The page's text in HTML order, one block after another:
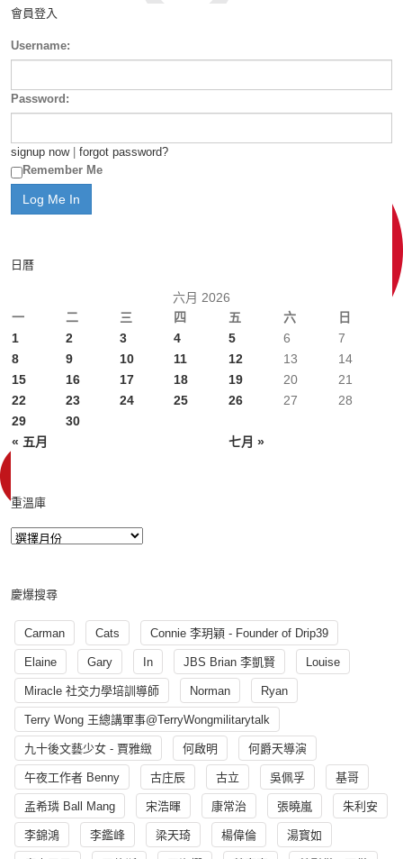
會員登入
Username:
Password:
signup now| forgot password?
Remember Me
日曆
六月 2026
一
二 三 四 五 六 日
« 五月 七月 »
1 2 3 4 5 6
7
8
9 10 11 12 13
14
15
16 17 18 19 20
21
22
23 24 25 26 27
28
29
30
重溫庫
慶爆搜尋
Carman Cats Connie 李玥穎 - Founder of Drip39
Elaine Gary In JBS Brian 李凱賢 Louise
Miracle 社交力學培訓導師 Norman Ryan
Terry Wong 王總講軍事@TerryWongmilitarytalk
九十後文藝少女 - 賈雅緻 何啟明 何爵天導演
午夜工作者 Benny 古庄辰 古立 吳佩孚 基哥
孟希璘 Ball Mang 宋浩暉 康常治 張曉嵐 朱利安
李錦鴻 李鑑峰 梁天琦 楊偉倫 湯寳如